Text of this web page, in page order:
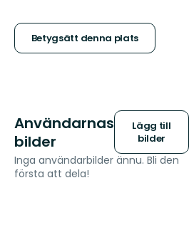
stjärnor
Betygsätt denna plats
Användarnas
bilder
Lägg till
bilder
Inga användarbilder ännu. Bli den
första att dela!